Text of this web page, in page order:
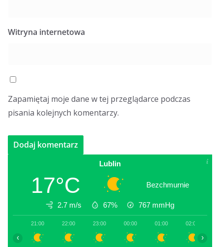
Witryna internetowa
Zapamiętaj moje dane w tej przeglądarce podczas
pisania kolejnych komentarzy.
Lublin
17°C Bezchmurnie
2.7 m/s 67% 767 mmHg
21:00 22:00 23:00 00:00 01:00 02:00
‹ ›